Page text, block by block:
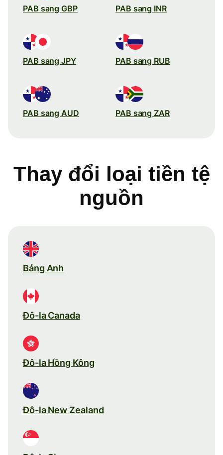
PAB sang GBP PAB sang INR
PAB sang JPY PAB sang RUB
PAB sang AUD PAB sang ZAR
Thay đổi loại tiền tệ
nguồn
Bảng Anh
Đô-la Canada
Đô-la Hồng Kông
Đô-la New Zealand